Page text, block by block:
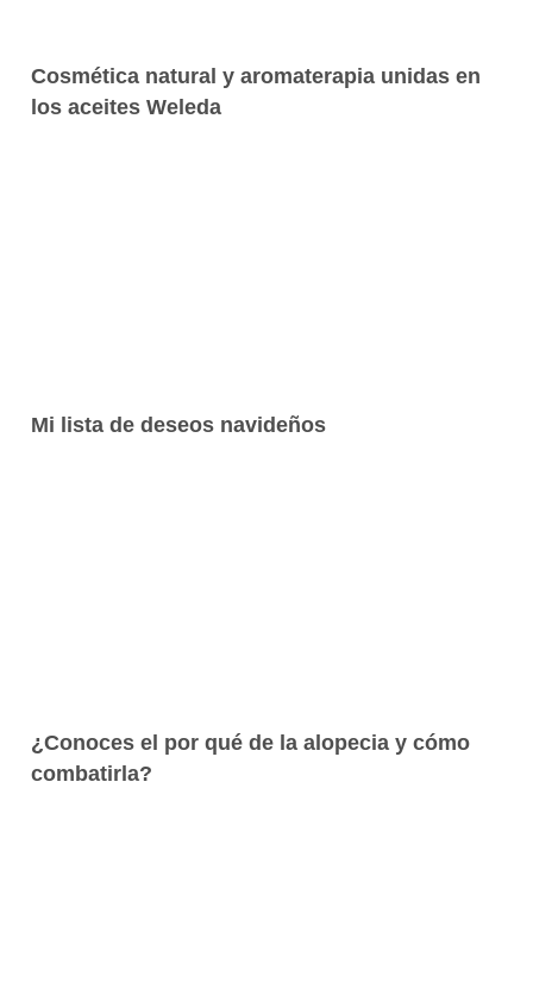
Cosmética natural y aromaterapia unidas en
los aceites Weleda
Mi lista de deseos navideños
¿Conoces el por qué de la alopecia y cómo
combatirla?